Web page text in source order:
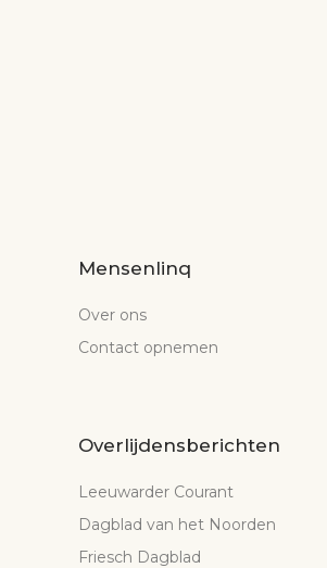
Mensenlinq
Over ons
Contact opnemen
Overlijdensberichten
Leeuwarder Courant
Dagblad van het Noorden
Friesch Dagblad